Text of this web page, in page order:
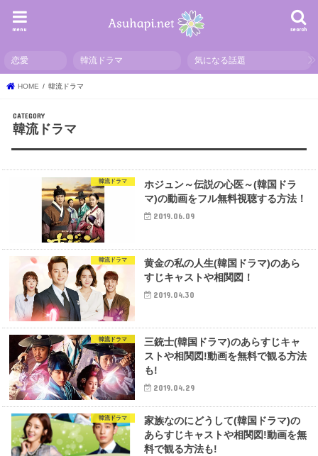
search
menu
恋愛 韓流ドラマ 気になる話題
HOME 韓流ドラマ
韓流ドラマ
韓流ドラマ
ホジュン～伝説の心医～(韓国ドラ
マ)の動画をフル無料視聴する方法！
2019.06.09
韓流ドラマ
黄金の私の人生(韓国ドラマ)のあら
すじキャストや相関図！
2019.04.30
韓流ドラマ
三銃士(韓国ドラマ)のあらすじキャ
ストや相関図!動画を無料で観る方法
も!
2019.04.29
韓流ドラマ
家族なのにどうして(韓国ドラマ)の
あらすじキャストや相関図!動画を無
料で観る方法も!